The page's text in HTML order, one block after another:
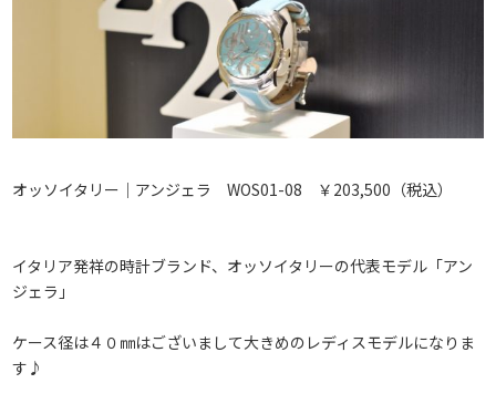
オッソイタリー｜アンジェラ WOS01-08 ￥203,500（税込）
イタリア発祥の時計ブランド、オッソイタリーの代表モデル「アン
ジェラ」
ケース径は４０㎜はございまして大きめのレディスモデルになりま
す♪